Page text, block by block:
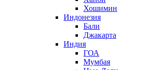
Хошимин
Индонезия
Бали
Джакарта
Индия
ГОА
Мумбая